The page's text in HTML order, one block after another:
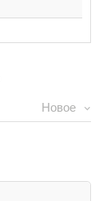
Новое